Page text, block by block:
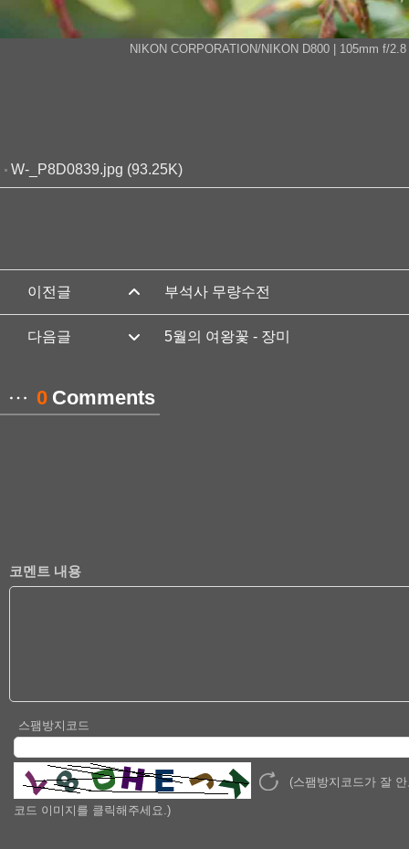
NIKON CORPORATION/NIKON D800 | 105mm f/
W-_P8D0839.jpg (93.25K)
부석사 무량수전
5월의 여왕꽃 - 장미
0 Comments
코멘트 내용
스팸방지코드
(스팸방지코드가 잘
코드 이미지를 클릭해주세요.)